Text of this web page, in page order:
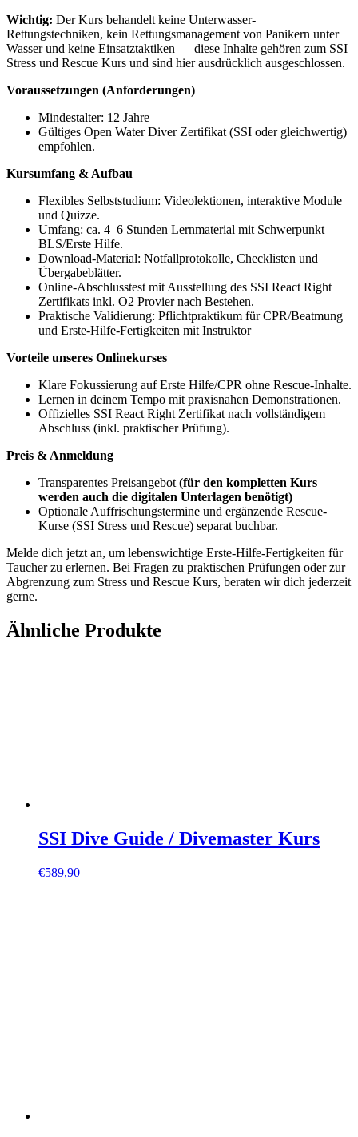
Wichtig: Der Kurs behandelt keine Unterwasser-
Rettungstechniken, kein Rettungsmanagement von Panikern unter
Wasser und keine Einsatztaktiken — diese Inhalte gehören zum SSI
Stress und Rescue Kurs und sind hier ausdrücklich ausgeschlossen.
Voraussetzungen (Anforderungen)
Mindestalter: 12 Jahre
Gültiges Open Water Diver Zertifikat (SSI oder gleichwertig)
empfohlen.
Kursumfang & Aufbau
Flexibles Selbststudium: Videolektionen, interaktive Module
und Quizze.
Umfang: ca. 4–6 Stunden Lernmaterial mit Schwerpunkt
BLS/Erste Hilfe.
Download-Material: Notfallprotokolle, Checklisten und
Übergabeblätter.
Online-Abschlusstest mit Ausstellung des SSI React Right
Zertifikats inkl. O2 Provier nach Bestehen.
Praktische Validierung: Pflichtpraktikum für CPR/Beatmung
und Erste-Hilfe-Fertigkeiten mit Instruktor
Vorteile unseres Onlinekurses
Klare Fokussierung auf Erste Hilfe/CPR ohne Rescue-Inhalte.
Lernen in deinem Tempo mit praxisnahen Demonstrationen.
Offizielles SSI React Right Zertifikat nach vollständigem
Abschluss (inkl. praktischer Prüfung).
Preis & Anmeldung
Transparentes Preisangebot (für den kompletten Kurs
werden auch die digitalen Unterlagen benötigt)
Optionale Auffrischungstermine und ergänzende Rescue-
Kurse (SSI Stress und Rescue) separat buchbar.
Melde dich jetzt an, um lebenswichtige Erste-Hilfe-Fertigkeiten für
Taucher zu erlernen. Bei Fragen zu praktischen Prüfungen oder zur
Abgrenzung zum Stress und Rescue Kurs, beraten wir dich jederzeit
gerne.
Ähnliche Produkte
SSI Dive Guide / Divemaster Kurs
€589,90